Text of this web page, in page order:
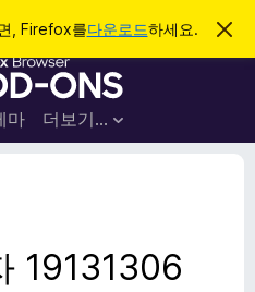
, Firefox를다운로드하세요.
이
림
F
r
e
라
마 더보기…
로그인
19131306